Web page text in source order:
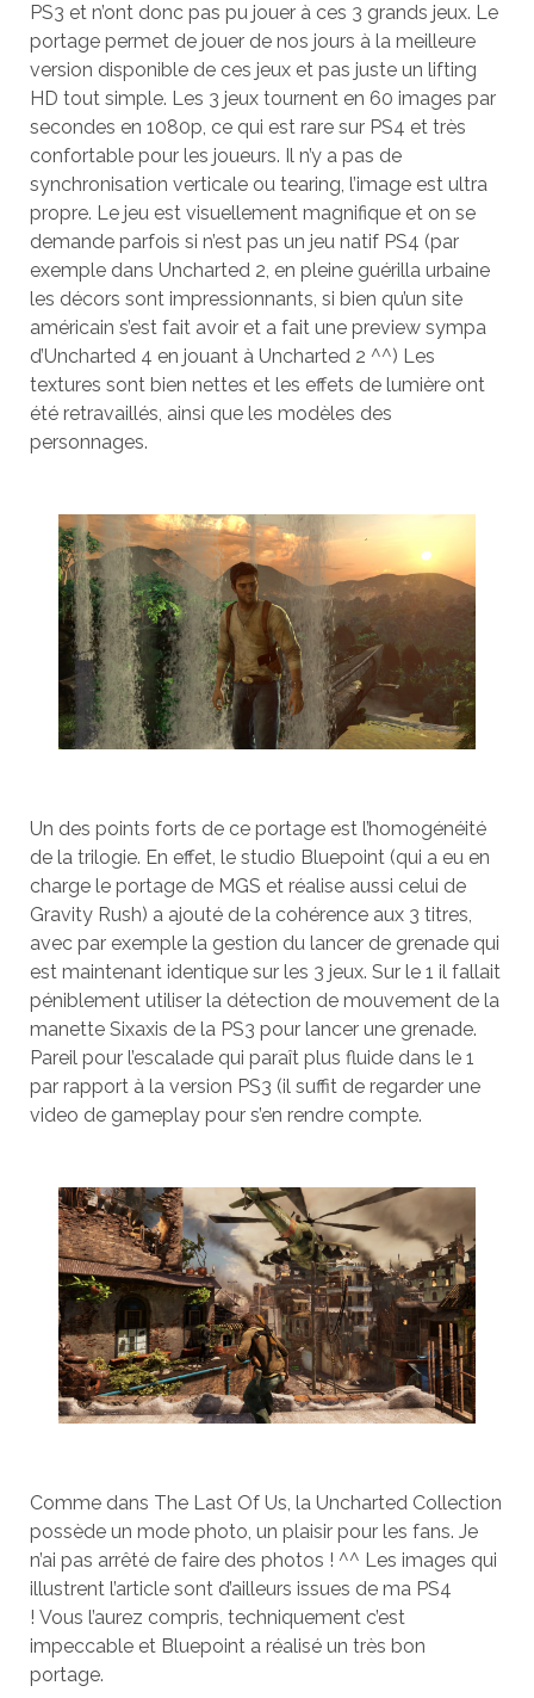
PS3 et n’ont donc pas pu jouer à ces 3 grands jeux. Le
portage permet de jouer de nos jours à la meilleure
version disponible de ces jeux et pas juste un lifting
HD tout simple. Les 3 jeux tournent en 60 images par
secondes en 1080p, ce qui est rare sur PS4 et très
confortable pour les joueurs. Il n’y a pas de
synchronisation verticale ou tearing, l’image est ultra
propre. Le jeu est visuellement magnifique et on se
demande parfois si n’est pas un jeu natif PS4 (par
exemple dans Uncharted 2, en pleine guérilla urbaine
les décors sont impressionnants, si bien qu’un site
américain s’est fait avoir et a fait une preview sympa
d’Uncharted 4 en jouant à Uncharted 2 ^^) Les
textures sont bien nettes et les effets de lumière ont
été retravaillés, ainsi que les modèles des
personnages.
Un des points forts de ce portage est l’homogénéité
de la trilogie. En effet, le studio Bluepoint (qui a eu en
charge le portage de MGS et réalise aussi celui de
Gravity Rush) a ajouté de la cohérence aux 3 titres,
avec par exemple la gestion du lancer de grenade qui
est maintenant identique sur les 3 jeux. Sur le 1 il fallait
péniblement utiliser la détection de mouvement de la
manette Sixaxis de la PS3 pour lancer une grenade.
Pareil pour l’escalade qui paraît plus fluide dans le 1
par rapport à la version PS3 (il suffit de regarder une
video de gameplay pour s’en rendre compte.
Comme dans The Last Of Us, la Uncharted Collection
possède un mode photo, un plaisir pour les fans. Je
n’ai pas arrêté de faire des photos ! ^^ Les images qui
illustrent l’article sont d’ailleurs issues de ma PS4
! Vous l’aurez compris, techniquement c’est
impeccable et Bluepoint a réalisé un très bon
portage.